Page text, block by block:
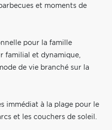
et moments de
pour la famille
familial et dynamique,
de vie branché sur la
immédiat à la plage pour le
et les couchers de soleil.